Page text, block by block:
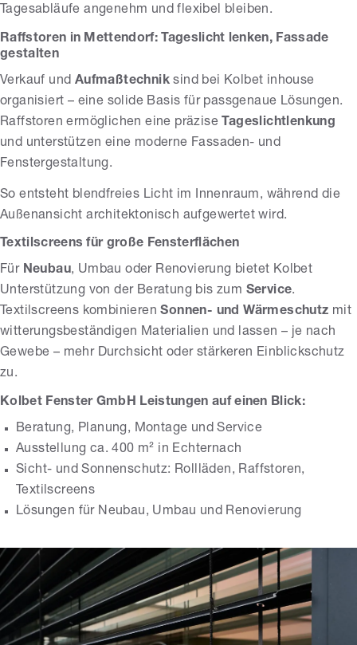
Tagesabläufe angenehm und flexibel bleiben.
Raffstoren in Mettendorf: Tageslicht lenken, Fassade
gestalten
Verkauf und Aufmaßtechnik sind bei Kolbet inhouse
organisiert – eine solide Basis für passgenaue Lösungen.
Raffstoren ermöglichen eine präzise Tageslichtlenkung
und unterstützen eine moderne Fassaden- und
Fenstergestaltung.
So entsteht blendfreies Licht im Innenraum, während die
Außenansicht architektonisch aufgewertet wird.
Textilscreens für große Fensterflächen
Für Neubau, Umbau oder Renovierung bietet Kolbet
Unterstützung von der Beratung bis zum Service.
Textilscreens kombinierenSonnen- und Wärmeschutz mit
witterungsbeständigen Materialien und lassen – je nach
Gewebe – mehr Durchsicht oder stärkeren Einblickschutz
zu.
Kolbet Fenster GmbH Leistungen auf einen Blick:
Beratung, Planung, Montage und Service
Ausstellung ca. 400 m² in Echternach
Sicht- und Sonnenschutz: Rollläden, Raffstoren,
Textilscreens
Lösungen für Neubau, Umbau und Renovierung